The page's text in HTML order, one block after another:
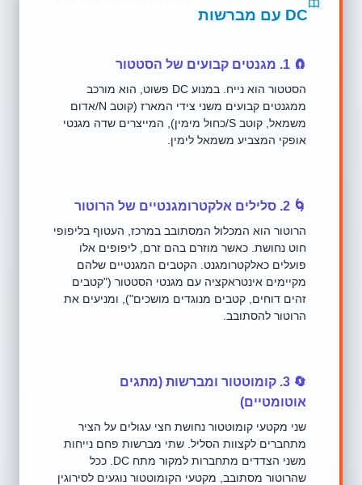
DC עם מברשות
🧲 1. מגנטים קבועים של הסטטור
הסטטור הוא נייח. במנוע DC פשוט, הוא מורכב
ממגנטים קבועים משני צידי המארז (קוטב N/אדום
משמאל, קוטב S/כחול מימין), המייצרים שדה מגנטי
אופקי המצביע משמאל לימין.
🌀 2. סלילים אלקטרומגנטיים של הרוטור
הרוטור הוא המכלול המסתובב במרכז, העטוף בליפופי
חוט נחושת. כאשר מוזרם בהם זרם, ליפופים אלו
פועלים כאלקטרומגנט. הקטבים המגנטיים שלהם
מקיימים אינטראקציה עם מגנטי הסטטור ("קטבים
זהים דוחים, קטבים מנוגדים מושכים"), ומניעים את
הרוטור להסתובב.
🔄 3. קומוטטור ומברשות (מתגים
אוטומטיים)
שני מקטעי קומוטטור נחושת חצי עגולים על הציר
מתחברים לקצוות הסליל. שתי מברשות פחם נייחות
משני הצדדים מתחברות למקור מתח DC. ככל
שהרוטור מסתובב, מקטעי הקומוטטור נוגעים לסירוגין